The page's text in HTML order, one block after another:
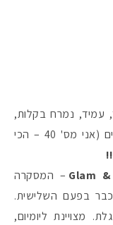
עמיד, נמרח בקלות,
נראה טבעי. החסרון הוא שישנם רק 4 גוונים (אני מס' 40 – הכי
– המסקרה
בפעם השלישית.
ליומיום,